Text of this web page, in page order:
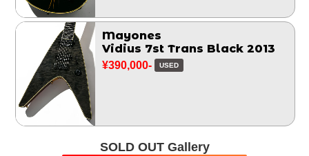
Mayones
Vidius 7st Trans Black 2013
¥390,000- USED
SOLD OUT Gallery